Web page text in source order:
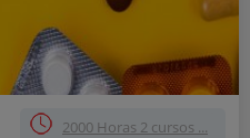
2000 Horas 2 cursos ...